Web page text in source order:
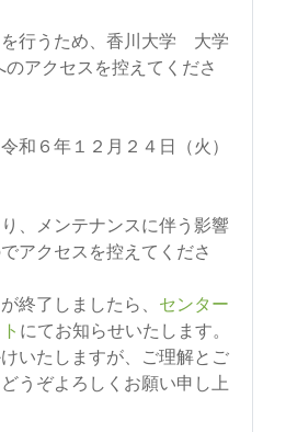
を行うため、香川大学 大学
アクセスを控えてくださ
和６年１２月２４日（火）
り、メンテナンスに伴う影響
アクセスを控えてくださ
終了しましたら、 センター
にてお知らせいたします。
いたしますが、ご理解とご
うぞよろしくお願い申し上